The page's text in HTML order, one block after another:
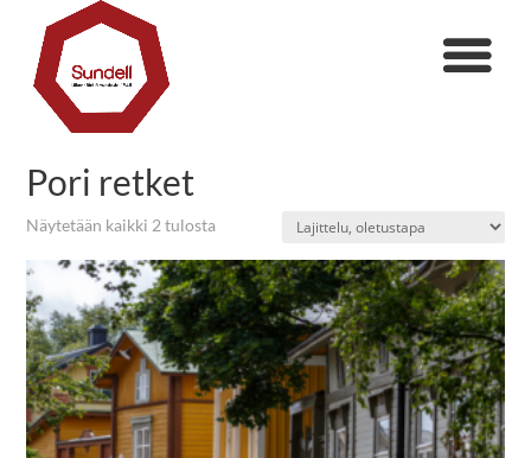
Pori retket
Näytetään kaikki 2 tulosta